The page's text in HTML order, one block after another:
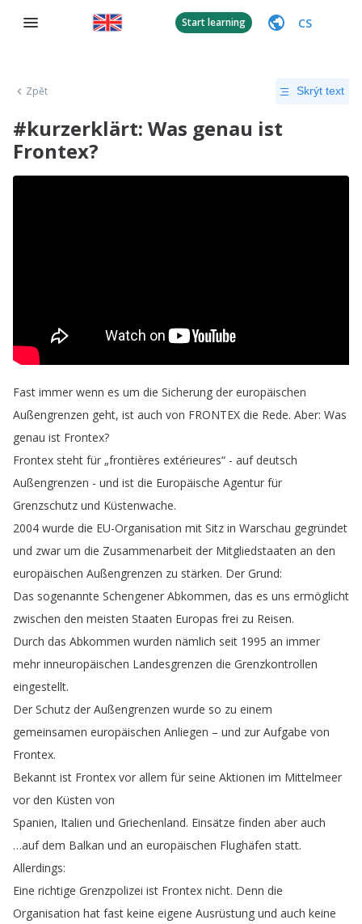
Start learning CS
Zpět Skrýt text
#kurzerklärt: Was genau ist
Frontex?
Fast immer wenn es um die Sicherung der europäischen
Außengrenzen geht, ist auch von FRONTEX die Rede. Aber: Was
genau ist Frontex?
Frontex steht für „frontières extérieures“ - auf deutsch
Außengrenzen - und ist die Europäische Agentur für
Grenzschutz und Küstenwache.
2004 wurde die EU-Organisation mit Sitz in Warschau gegründet
und zwar um die Zusammenarbeit der Mitgliedstaaten an den
europäischen Außengrenzen zu stärken. Der Grund:
Das sogenannte Schengener Abkommen, das es uns ermöglicht
zwischen den meisten Staaten Europas frei zu Reisen.
Durch das Abkommen wurden nämlich seit 1995 an immer
mehr inneuropäischen Landesgrenzen die Grenzkontrollen
eingestellt.
Der Schutz der Außengrenzen wurde so zu einem
gemeinsamen europäischen Anliegen – und zur Aufgabe von
Frontex.
Bekannt ist Frontex vor allem für seine Aktionen im Mittelmeer
vor den Küsten von
Spanien, Italien und Griechenland. Einsätze finden aber auch
…auf dem Balkan und an europäischen Flughäfen statt.
Allerdings:
Eine richtige Grenzpolizei ist Frontex nicht. Denn die
Organisation hat fast keine eigene Ausrüstung und auch keine